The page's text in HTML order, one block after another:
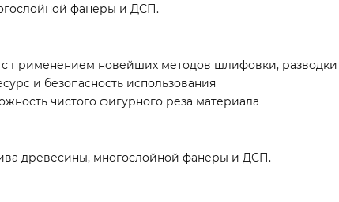
фанеры и ДСП.
применением новейших методов шлифовки, разводки
и безопасность использования
чистого фигурного реза материала
древесины, многослойной фанеры и ДСП.